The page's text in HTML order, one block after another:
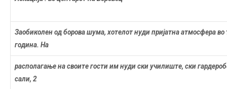
Заобиколен од борова шума, хотелот нуди пријатна атмосфера во
година. На
располагање на своите гости им нуди ски училиште, ски
сали, 2